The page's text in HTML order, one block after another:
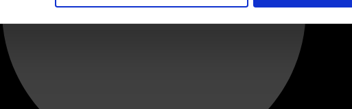
en advertenties te personaliseren, om functies voor social media te
Ook delen we informatie over uw gebruik van onze site met onze
Deze partners kunnen deze gegevens combineren met andere
op basis van uw gebruik van hun services.